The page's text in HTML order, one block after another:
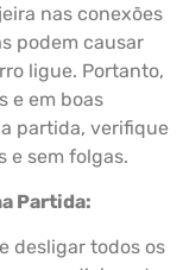
nas conexões
podem causar
ligue. Portanto,
e em boas
partida, verifique
e sem folgas.
Partida:
desligar todos os